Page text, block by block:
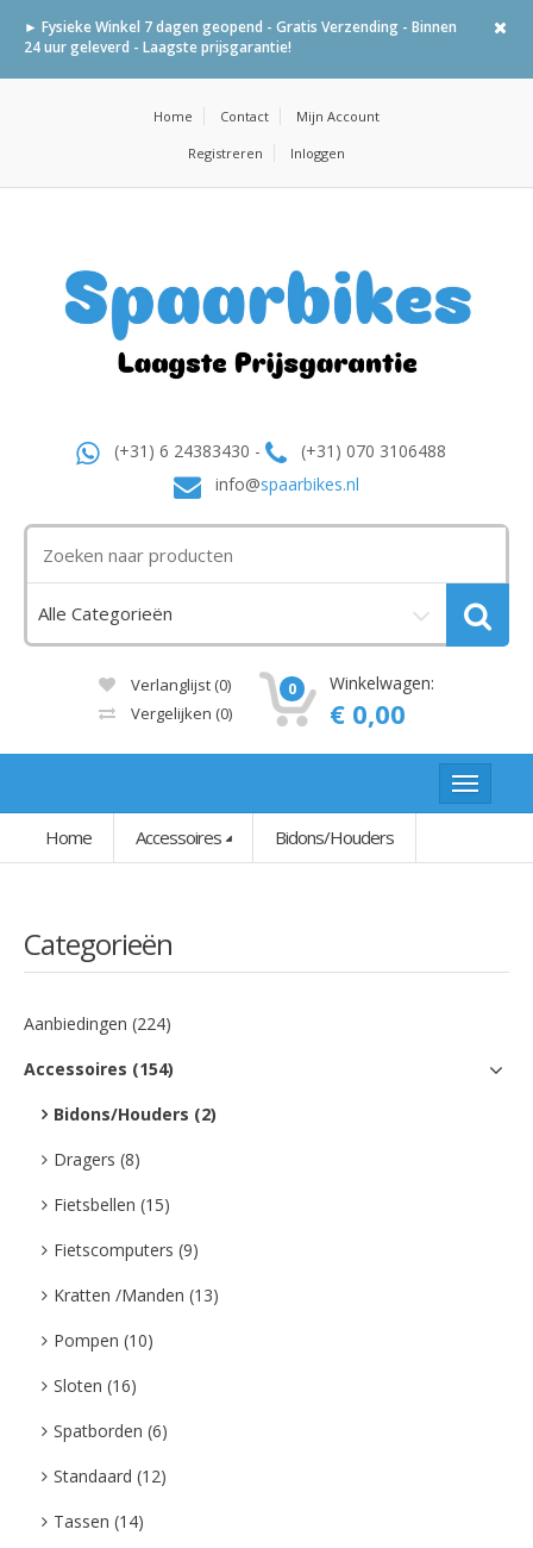
► Fysieke Winkel 7 dagen geopend - Gratis Verzending - Binnen
24 uur geleverd - Laagste prijsgarantie!
Home Contact Mijn Account
Registreren Inloggen
(+31) 6 24383430 -
(+31) 070 3106488
info@spaarbikes.nl
Verlanglijst (0)
Vergelijken (0)
0 Winkelwagen:
€ 0,00
Home Accessoires Bidons/Houders
Categorieën
Aanbiedingen (224)
Accessoires (154)
Bidons/Houders (2)
Dragers (8)
Fietsbellen (15)
Fietscomputers (9)
Kratten /Manden (13)
Pompen (10)
Sloten (16)
Spatborden (6)
Standaard (12)
Tassen (14)